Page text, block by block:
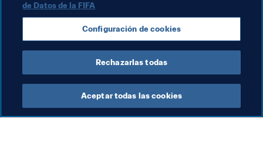
Temas relacionados
Copa Mundial Sub-20 de la FIFA Polonia 2019™
de Datos de la FIFA
Configuración de cookies
Rechazarlas todas
Aceptar todas las cookies